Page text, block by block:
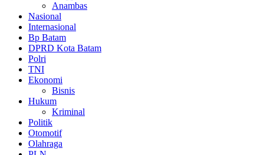
Anambas
Nasional
Internasional
Bp Batam
DPRD Kota Batam
Polri
TNI
Ekonomi
Bisnis
Hukum
Kriminal
Politik
Otomotif
Olahraga